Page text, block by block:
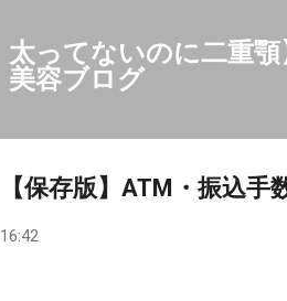
太ってないのに二重
美容ブログ
【保存版】ATM・振込
16:42